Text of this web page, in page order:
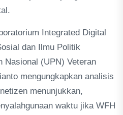
Integrated Digital
dan Ilmu Politik
Nasional (UPN) Veteran
mengungkapkan analisis
menunjukkan,
waktu jika WFH